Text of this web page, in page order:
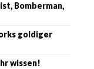
Bomberman,
goldiger
wissen!